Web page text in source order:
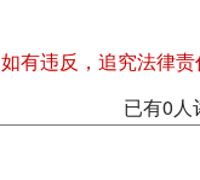
有违反，追究法律责
已有0人